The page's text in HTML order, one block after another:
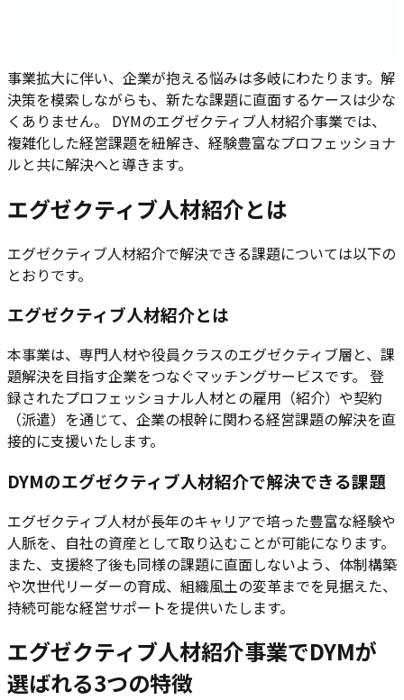
事業拡大に伴い、企業が抱える悩みは多岐にわたります。解
決策を模索しながらも、新たな課題に直面するケースは少な
くありません。 DYMのエグゼクティブ人材紹介事業では、
複雑化した経営課題を紐解き、経験豊富なプロフェッショナ
ルと共に解決へと導きます。
エグゼクティブ人材紹介とは
エグゼクティブ人材紹介で解決できる課題については以下の
とおりです。
エグゼクティブ人材紹介とは
本事業は、専門人材や役員クラスのエグゼクティブ層と、課
題解決を目指す企業をつなぐマッチングサービスです。 登
録されたプロフェッショナル人材との雇用（紹介）や契約
（派遣）を通じて、企業の根幹に関わる経営課題の解決を直
接的に支援いたします。
DYMのエグゼクティブ人材紹介で解決できる課題
エグゼクティブ人材が長年のキャリアで培った豊富な経験や
人脈を、自社の資産として取り込むことが可能になります。
また、支援終了後も同様の課題に直面しないよう、体制構築
や次世代リーダーの育成、組織風土の変革までを見据えた、
持続可能な経営サポートを提供いたします。
エグゼクティブ人材紹介事業でDYMが
選ばれる3つの特徴